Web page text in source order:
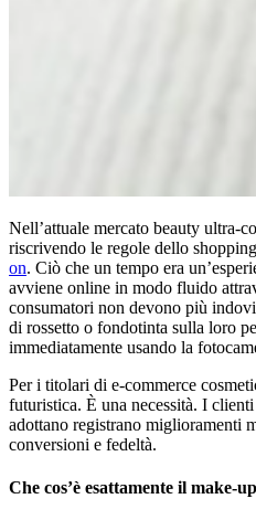
Nell’attuale mercato beauty ultra-
riscrivendo le regole dello
on. Ciò che un tempo era
avviene online in modo fluido
consumatori non devono più
di rossetto o fondotinta sulla loro
immediatamente usando la
Per i titolari di e-commerce
futuristica. È una necessità. I
adottano registrano miglioramenti
conversioni e fedeltà.
Che cos’è esattamente il make-